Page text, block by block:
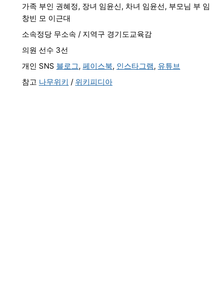
가족 부인 권혜정, 장녀 임윤신, 차녀 임윤선, 부모님 부 임
창빈 모 이근대
소속정당 무소속 / 지역구 경기도교육감
의원 선수 3선
개인 SNS 블로그, 페이스북, 인스타그램, 유튜브
참고 나무위키 / 위키피디아